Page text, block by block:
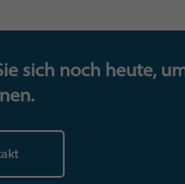
sich noch heute,